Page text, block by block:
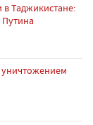
в Таджикистане:
уничтожением